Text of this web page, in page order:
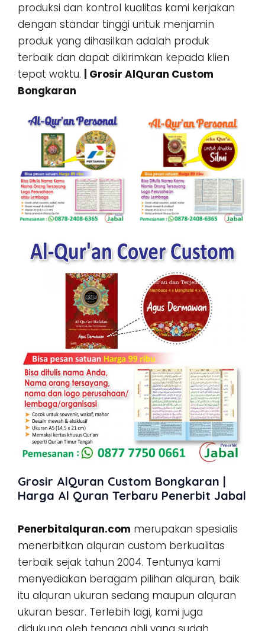
produksi dan kontrol kualitas kami kerjakan
dengan standar tinggi untuk menjamin
produk yang dihasilkan adalah produk
terbaik dan dapat dikirimkan kepada klien
tepat waktu.
| Grosir AlQuran Custom
Bongkaran
Grosir AlQuran Custom Bongkaran |
Harga Al Quran Terbaru Penerbit Jabal
Penerbitalquran.com merupakan spesialis
menerbitkan alquran custom berkualitas
terbaik sejak tahun 2004. Tentunya kami
menyediakan beragam pilihan alquran, baik
itu alquran ukuran sedang maupun alquran
ukuran besar. Terlebih lagi, kami juga